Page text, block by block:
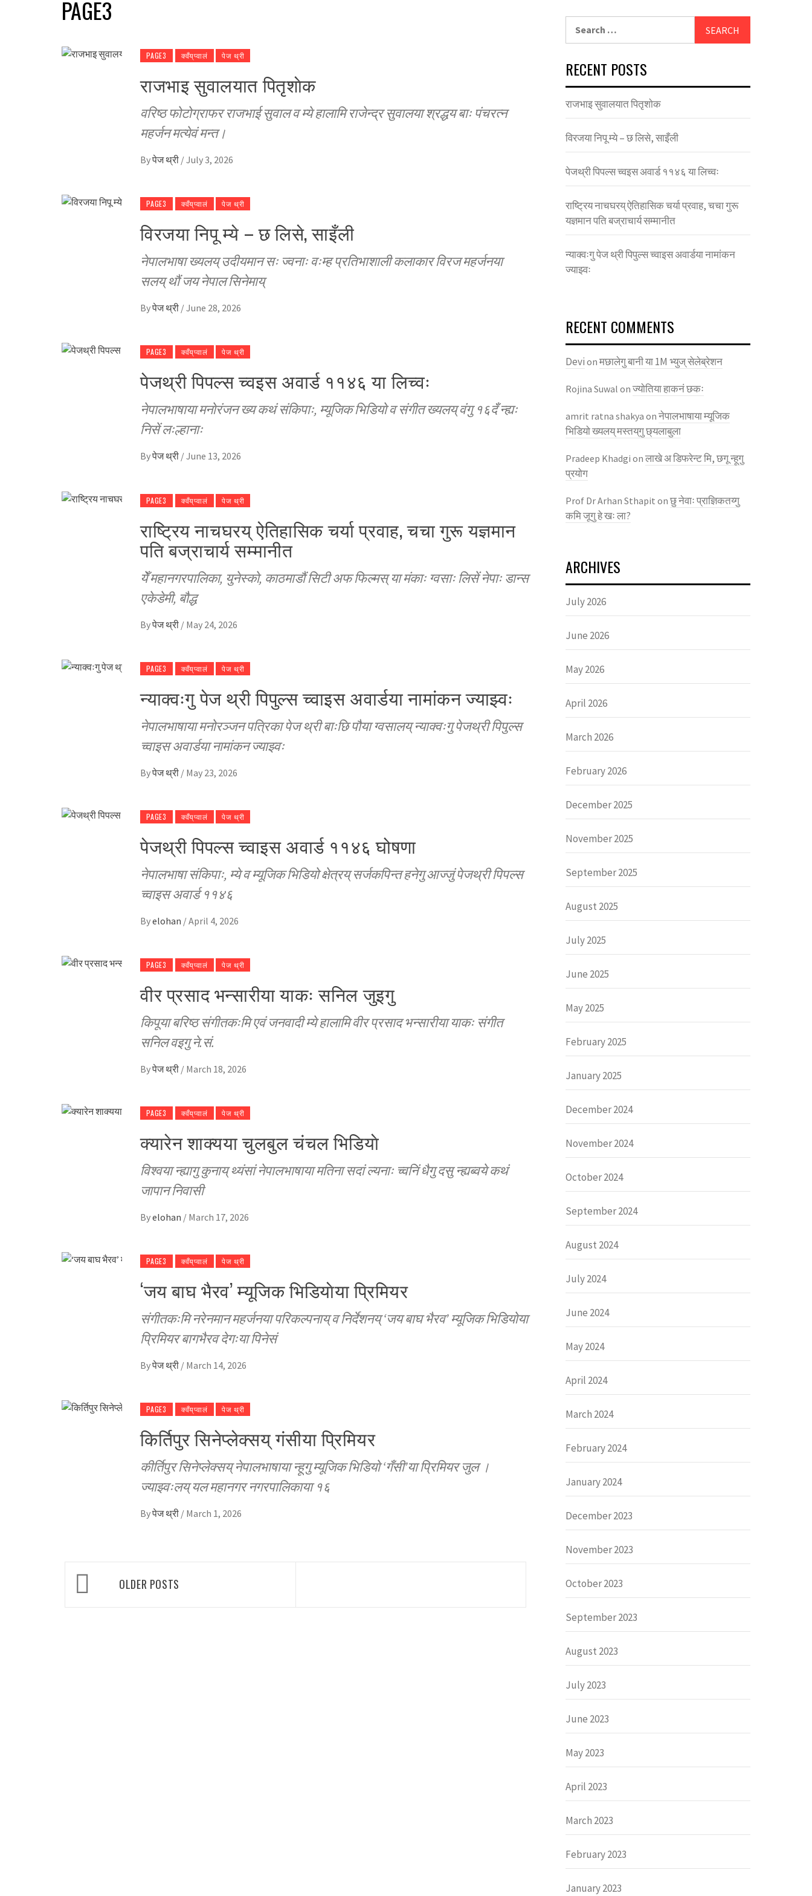
PAGE3
PAGE3 क्वँय्‌प्वालं पेज थ्री
राजभाइ सुवालयात पितृशाेक
वरिष्ठ फोटोग्राफर राजभाई सुवाल व म्ये हालामि राजेन्द्र सुवालया श्रद्धय बाः पंचरत्न
महर्जन मत्येवं मन्त।
Byपेज थ्री /July 3, 2026
PAGE3 क्वँय्‌प्वालं पेज थ्री
विरजया निपू म्ये – छ लिसे, साइँली
नेपालभाषा ख्यलय् उदीयमान सः ज्वनाः वःम्ह प्रतिभाशाली कलाकार विरज महर्जनया
सलय् थाैं जय नेपाल सिनेमाय्
Byपेज थ्री /June 28, 2026
PAGE3 क्वँय्‌प्वालं पेज थ्री
पेजथ्री पिपल्स च्वइस अवार्ड ११४६ या लिच्वः
नेपालभाषाया मनाेरंजन ख्य कथं संकिपाः, म्यूजिक भिडियाे व संगीत ख्यलय् वंगु १६दँ न्ह्यः
निसें लःल्हानाः
Byपेज थ्री /June 13, 2026
PAGE3 क्वँय्‌प्वालं पेज थ्री
राष्ट्रिय नाचघरय् ऐतिहासिक चर्या प्रवाह, चचा गुरू यज्ञमान
पति बज्राचार्य सम्मानीत
येँ महानगरपालिका, युनेस्काे, काठमाडाैं सिटी अफ फिल्मस् या मंकाः ग्वसाः लिसें नेपाः डान्स
एकेडेमी, बाैद्ध
Byपेज थ्री / May 24, 2026
PAGE3 क्वँय्‌प्वालं पेज थ्री
न्याक्वःगु पेज थ्री पिपुल्स च्वाइस अवार्डया नामांकन ज्याझ्वः
नेपालभाषाया मनोरञ्जन पत्रिका पेज थ्री बाःछि पौया ग्वसालय् न्याक्वःगु पेजथ्री पिपुल्स
च्वाइस अवार्डया नामांकन ज्याझ्वः
Byपेज थ्री / May 23, 2026
PAGE3 क्वँय्‌प्वालं पेज थ्री
पेजथ्री पिपल्स च्वाइस अवार्ड ११४६ घोषणा
नेपालभाषा संकिपाः, म्ये व म्यूजिक भिडियो क्षेत्रय् सर्जकपिन्त हनेगु आज्जुं पेजथ्री पिपल्स
च्वाइस अवार्ड ११४६
Byelohan /April 4, 2026
PAGE3 क्वँय्‌प्वालं पेज थ्री
वीर प्रसाद भन्सारीया याकः सनिल जुइगु
किपूया बरिष्ठ संगीतकःमि एवं जनवादी म्ये हालामि वीर प्रसाद भन्सारीया याकः संगीत
सनिल वइगु ने.सं.
Byपेज थ्री / March 18, 2026
PAGE3 क्वँय्‌प्वालं पेज थ्री
क्यारेन शाक्यया चुलबुल चंचल भिडियाे
विश्वया न्ह्यागु कुनाय् थ्यंसां नेपालभाषाया मतिना सदां ल्यनाः च्वनिं धैगु दसु न्ह्यब्वये कथं
जापान निवासी
Byelohan / March 17, 2026
PAGE3 क्वँय्‌प्वालं पेज थ्री
‘जय बाघ भैरव’ म्यूजिक भिडियाेया प्रिमियर
संगीतकःमि नरेनमान महर्जनया परिकल्पनाय् व निर्देशनय् ‘जय बाघ भैरव’ म्यूजिक भिडियाेया
प्रिमियर बागभैरव देगःया पिनेसं
Byपेज थ्री / March 14, 2026
PAGE3 क्वँय्‌प्वालं पेज थ्री
किर्तिपुर सिनेप्लेक्सय् गंसीया प्रिमियर
कीर्तिपुर सिनेप्लेक्सय् नेपालभाषाया न्हूगु म्यूजिक भिडियाे ‘गँसी’या प्रिमियर जुल ।
ज्याझ्वःलय् यल महानगर नगरपालिकाया १६
Byपेज थ्री / March 1, 2026
Posts
navigationOLDER POSTS
RECENT POSTS
राजभाइ सुवालयात पितृशाेक
विरजया निपू म्ये – छ लिसे, साइँली
पेजथ्री पिपल्स च्वइस अवार्ड ११४६ या लिच्वः
राष्ट्रिय नाचघरय् ऐतिहासिक चर्या प्रवाह, चचा गुरू
यज्ञमान पति बज्राचार्य सम्मानीत
न्याक्वःगु पेज थ्री पिपुल्स च्वाइस अवार्डया नामांकन
ज्याझ्वः
RECENT COMMENTS
Devi on मछालेगु बानी या 1M भ्युज् सेलेब्रेशन
Rojina Suwal on ज्याेतिया हाकनं छकः
amrit ratna shakya on नेपालभाषाया म्यूजिक
भिडियाे ख्यलय् मस्तय्‌गु छ्यलाबुला
Pradeep Khadgi on लाखे अ डिफरेन्ट मि, छगू न्हूगु
प्रयाेग
Prof Dr Arhan Sthapit on छु नेवाः प्राज्ञिकतय्गु
कमि जूगु हे खः ला?
ARCHIVES
July 2026
June 2026
May 2026
April 2026
March 2026
February 2026
December 2025
November 2025
September 2025
August 2025
July 2025
June 2025
May 2025
February 2025
January 2025
December 2024
November 2024
October 2024
September 2024
August 2024
July 2024
June 2024
May 2024
April 2024
March 2024
February 2024
January 2024
December 2023
November 2023
October 2023
September 2023
August 2023
July 2023
June 2023
May 2023
April 2023
March 2023
February 2023
January 2023